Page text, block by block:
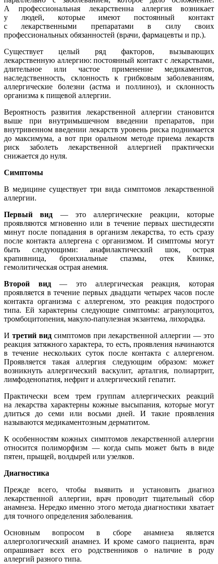
А профессиональная лекарственна аллергия возникает
у людей, которые имеют постоянный контакт
с лекарственными препаратами в силу своих
профессиональных обязанностей (врачи, фармацевты и пр.).
Существует целый ряд факторов, вызывающих
лекарственную аллергию: постоянный контакт с лекарствами,
длительное или частое применение медикаментов,
наследственность, склонность к грибковым заболеваниям,
аллергические болезни (астма и поллиноз), и склонность
организма к пищевой аллергии.
Вероятность развития лекарственной аллергии становится
выше при внутримышечном введении препаратов, при
внутривенном введении лекарств уровень риска поднимается
до максимума, а вот при оральном методе приема лекарств
риск заболеть лекарственной аллергией практически
снижается до нуля.
Симптомы
В медицине существует три вида симптомов лекарственной
аллергии.
Первый вид — это аллергические реакции, которые
проявляются мгновенно или в течение первых шестидесяти
минут после попадания в организм лекарства, то есть сразу
после контакта аллергена с организмом. И симптомы могут
быть следующими: анафилактический шок, острая
крапивница, бронхиальные спазмы, отек Квинке,
гемолитическая острая анемия.
Второй вид— это аллергическая реакция, которая
проявляется в течение первых двадцати четырех часов после
контакта организма с аллергеном, это реакция подострого
типа. Ей характерны следующие симптомы: агранулоцитоз,
тромбоцитопения, макуло-папулезная экзантема, лихорадка.
И третий видсимптомов при лекарственной аллергии — это
реакция затяжного характера, то есть, проявления начинаются
в течение нескольких суток после контакта с аллергеном.
Проявляется такая аллергия следующим образом: может
возникнуть аллергический васкулит, арталгия, полиартрит,
лимфоденопатия, нефрит и аллергический гепатит.
Практически всем трем группам аллергических реакций
на лекарства характерны кожные высыпания, которые могут
длиться до семи или восьми дней. И такие проявления
называются медикаментозным дерматитом.
К особенностям кожных симптомов лекарственной аллергии
относится полиморфизм — когда сыпь может быть в виде
пятен, прыщей, волдырей или узелков.
Диагностика
Прежде всего, чтобы выявить и установить диагноз
лекарственной аллергии, врач проводит тщательный сбор
анамнеза. Нередко именно этого метода диагностики хватает
для точного определения заболевания.
Основным вопросом в сборе анамнеза является
аллергологический анамнез. И кроме самого пациента, врач
опрашивает всех его родственников о наличие в роду
аллергий разного типа.